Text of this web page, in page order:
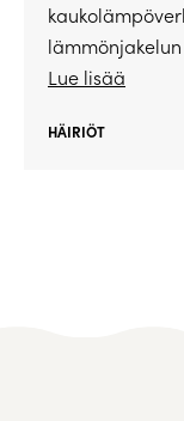
Lue lisää
HÄIRIÖT